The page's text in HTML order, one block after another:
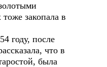
закопала в
году, после
что в
была